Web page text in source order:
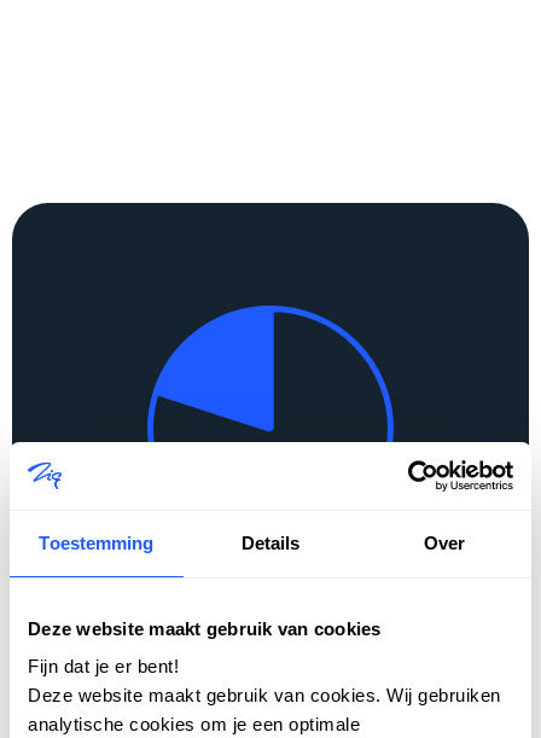
Toestemming Details Over
Deze website maakt gebruik van cookies
Fijn dat je er bent!
Deze website maakt gebruik van cookies. Wij gebruiken
analytische cookies om je een optimale
portaal niet goed kan gebruiken?